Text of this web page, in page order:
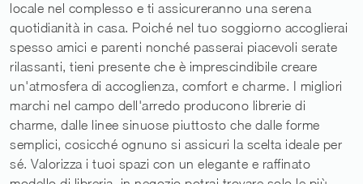
locale nel complesso e ti assicureranno una serena
quotidianità in casa. Poiché nel tuo soggiorno accoglierai
spesso amici e parenti nonché passerai piacevoli serate
rilassanti, tieni presente che è imprescindibile creare
un'atmosfera di accoglienza, comfort e charme. I migliori
marchi nel campo dell'arredo producono librerie di
charme, dalle linee sinuose piuttosto che dalle forme
semplici, cosicché ognuno si assicuri la scelta ideale per
sé. Valorizza i tuoi spazi con un elegante e raffinato